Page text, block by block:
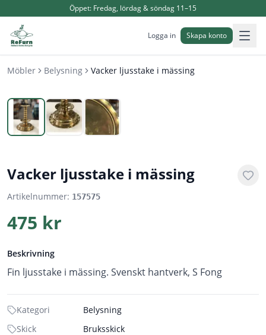
Öppet: Fredag, lördag & söndag 11–15
Logga in Skapa konto
Möbler Belysning Vacker ljusstake i mässing
Vacker ljusstake i mässing
Artikelnummer: 157575
475 kr
Beskrivning
Fin ljusstake i mässing. Svenskt hantverk, S Fong
Kategori
Belysning
Skick
Bruksskick